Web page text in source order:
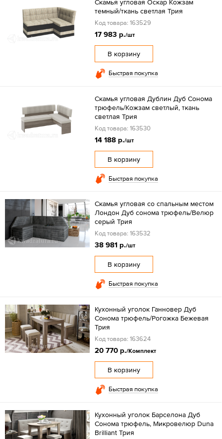
Скамья угловая Оскар Кожзам
темный/ткань светлая Трия
Код товара: 163529
17 983 р./шт
В корзину
Быстрая покупка
Скамья угловая Дублин Дуб Сонома
трюфель/Кожзам светлый, ткань
светлая Трия
Код товара: 163530
14 188 р./шт
В корзину
Быстрая покупка
Скамья угловая со спальным местом
Лондон Дуб сонома трюфель/Велюр
серый Трия
Код товара: 163532
38 981 р./шт
В корзину
Быстрая покупка
Кухонный уголок Ганновер Дуб
Сонома трюфель/Рогожка Бежевая
Трия
Код товара: 163624
20 770 р./Комплект
В корзину
Быстрая покупка
Кухонный уголок Барселона Дуб
Сонома трюфель, Микровелюр Duna
Brilliant Трия